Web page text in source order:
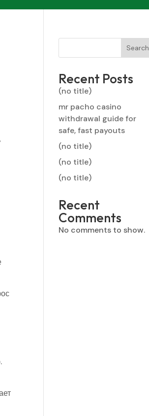
Search
Recent Posts
(no title)
mr pacho casino
withdrawal guide for
safe, fast payouts
(no title)
(no title)
(no title)
Recent
Comments
No comments to show.